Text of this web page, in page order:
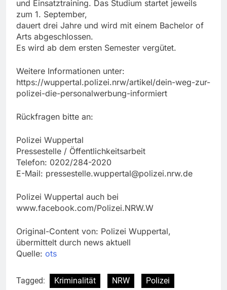
und Einsatztraining. Das Studium startet jeweils
zum 1. September,
dauert drei Jahre und wird mit einem Bachelor of
Arts abgeschlossen.
Es wird ab dem ersten Semester vergütet.
Weitere Informationen unter:
https://wuppertal.polizei.nrw/artikel/dein-weg-zur-
polizei-die-personalwerbung-informiert
Rückfragen bitte an:
Polizei Wuppertal
Pressestelle / Öffentlichkeitsarbeit
Telefon: 0202/284-2020
E-Mail: pressestelle.wuppertal@polizei.nrw.de
Polizei Wuppertal auch bei
www.facebook.com/Polizei.NRW.W
Original-Content von: Polizei Wuppertal,
übermittelt durch news aktuell
Quelle: ots
Tagged: Kriminalität NRW Polizei